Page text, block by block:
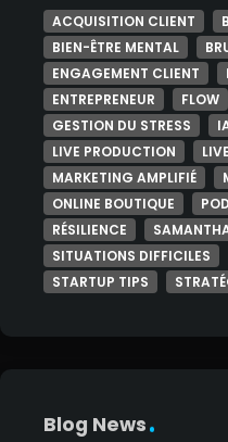
ACQUISITION CLIENT
BIEN-ÊTRE MENTAL
ENGAGEMENT CLIENT
ENTREPRENEUR
FLOW
GESTION DU STRESS
LIVE PRODUCTION
MARKETING AMPLIFIÉ
ONLINE BOUTIQUE
RÉSILIENCE
SITUATIONS DIFFICILES
STARTUP TIPS
Blog News